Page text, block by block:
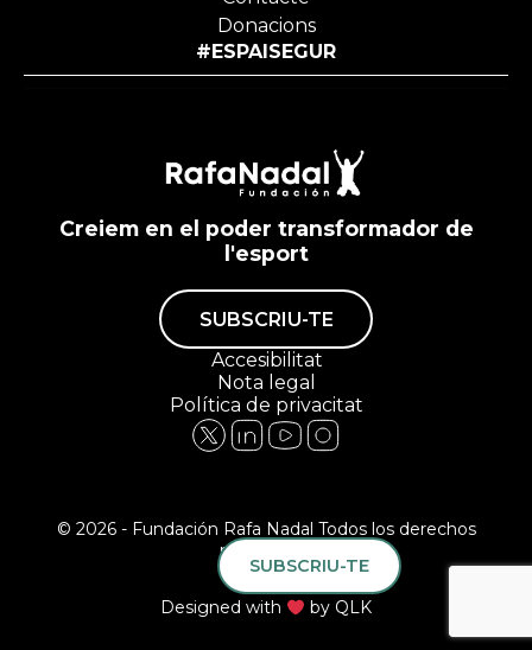
Donacions
#ESPAISEGUR
Creiem en el poder transformador de
l'esport
SUBSCRIU-TE
Accesibilitat
Nota legal
Política de privacitat
© 2026 - Fundación Rafa Nadal Todos los derechos
reservados.
Designed with by QLK
SUBSCRIU-TE